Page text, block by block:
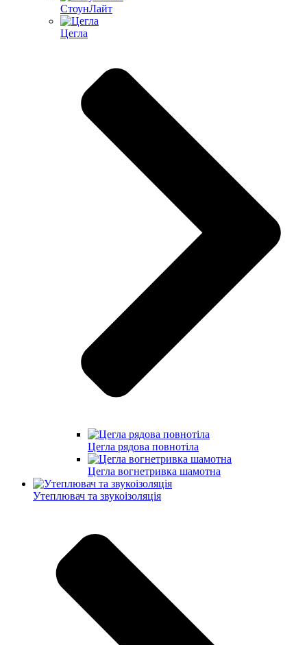
СтоунЛайт
Цегла
Цегла рядова повнотіла
Цегла вогнетривка шамотна
Утеплювач та звукоізоляція